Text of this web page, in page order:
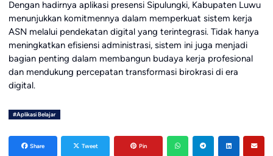
Dengan hadirnya aplikasi presensi Sipulungki, Kabupaten Luwu
menunjukkan komitmennya dalam memperkuat sistem kerja
ASN melalui pendekatan digital yang terintegrasi. Tidak hanya
meningkatkan efisiensi administrasi, sistem ini juga menjadi
bagian penting dalam membangun budaya kerja profesional
dan mendukung percepatan transformasi birokrasi di era
digital.
#Aplikasi Belajar
Share Tweet Pin